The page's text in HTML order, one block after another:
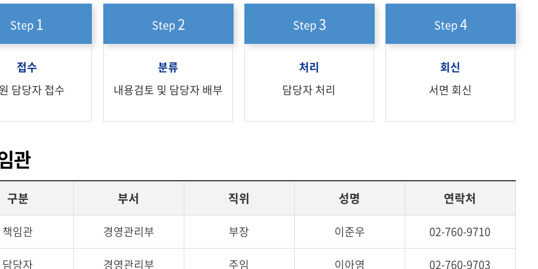
Step 1
접수
담당자 접수
Step2
분류
내용검토 및 담당자 배부
Step3
처리
담당자 처리
Step4
회신
서면 회신
관
구분 부서 직위 성명 연락처
책임관 경영관리부 부장 이준우 02-760-9710
담당자 경영관리부 주임 이아영 02-760-9703